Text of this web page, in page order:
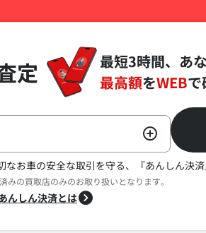
定
最短3時間、あ
最高額をWEBで
なお車の安全な取引を守る、『あんしん決済
みの買取店のみのお取り扱いとなります。
んしん決済とは